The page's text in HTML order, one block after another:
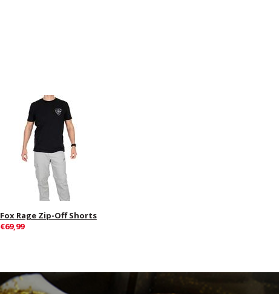
Fox Rage Zip-Off Shorts
€69,99